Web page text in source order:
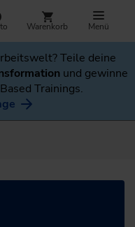
Warenkorb Menü
Teile deine
und gewinne
Trainings.